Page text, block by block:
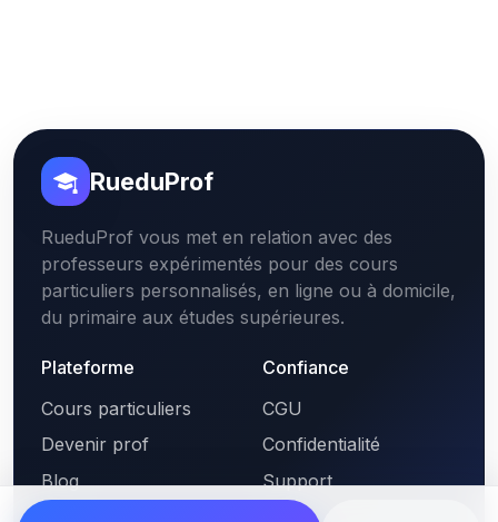
RueduProf
RueduProf vous met en relation avec des
professeurs expérimentés pour des cours
particuliers personnalisés, en ligne ou à domicile,
du primaire aux études supérieures.
Plateforme
Cours particuliers
Devenir prof
Blog
Confiance
CGU
Confidentialité
Support